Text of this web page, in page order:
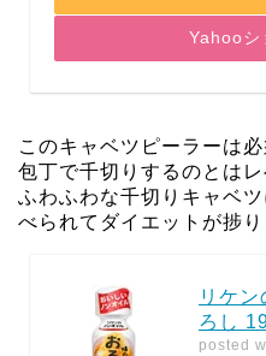
Yahooシ
このキャベツピーラーは必
包丁で千切りするのとはレ
ふわふわな千切りキャベ
べられてダイエットが捗り
リケ
ろし
posted